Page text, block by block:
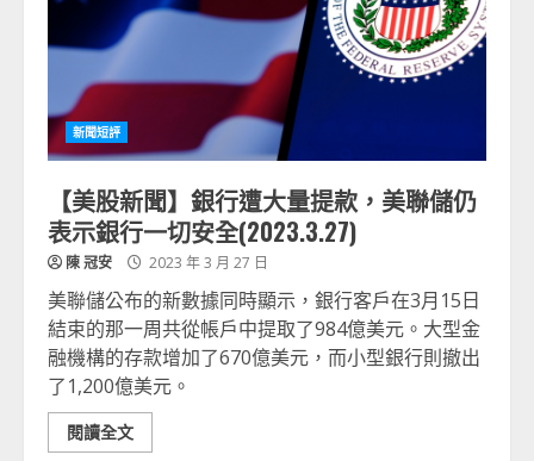
新聞短評
【美股新聞】銀行遭大量提款，美聯儲仍
表示銀行一切安全(2023.3.27)
陳 冠安 2023 年 3 月 27 日
美聯儲公布的新數據同時顯示，銀行客戶在3月15日
結束的那一周共從帳戶中提取了984億美元。大型金
融機構的存款增加了670億美元，而小型銀行則撤出
了1,200億美元。
閱讀全文